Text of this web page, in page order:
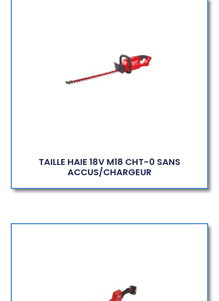
TAILLE HAIE 18V M18 CHT-0 SANS
ACCUS/CHARGEUR